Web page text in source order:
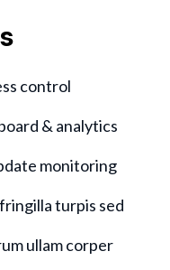
control
& analytics
monitoring
turpis sed
ullam corper